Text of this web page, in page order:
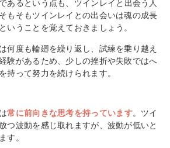
であるという点も、ツインレイと出会う人
もそもツインレイとの出会いは魂の成長
いうことを覚えておきましょう。
何度も輪廻を繰り返し、試練を乗り越え
験があるため、少しの挫折や失敗ではへ
持って努力を続けられます。
常に前向きな思考を持っています。ツイ
つ波動を感じ取れますが、波動が低いと
す。